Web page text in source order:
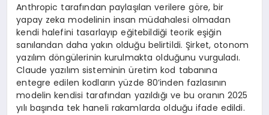
Anthropic tarafından paylaşılan verilere göre, bir
yapay zeka modelinin insan müdahalesi olmadan
kendi halefini tasarlayıp eğitebildiği teorik eşiğin
sanılandan daha yakın olduğu belirtildi. Şirket, otonom
yazılım döngülerinin kurulmakta olduğunu vurguladı.
Claude yazılım sisteminin üretim kod tabanına
entegre edilen kodların yüzde 80’inden fazlasının
modelin kendisi tarafından yazıldığı ve bu oranın 2025
yılı başında tek haneli rakamlarda olduğu ifade edildi.